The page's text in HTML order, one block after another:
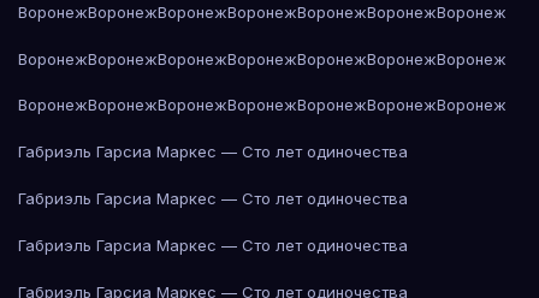
ВоронежВоронежВоронежВоронежВоронежВоронежВоронеж
ВоронежВоронежВоронежВоронежВоронежВоронежВоронеж
ВоронежВоронежВоронежВоронежВоронежВоронежВоронеж
Габриэль Гарсиа Маркес — Сто лет одиночества
Габриэль Гарсиа Маркес — Сто лет одиночества
Габриэль Гарсиа Маркес — Сто лет одиночества
Габриэль Гарсиа Маркес — Сто лет одиночества